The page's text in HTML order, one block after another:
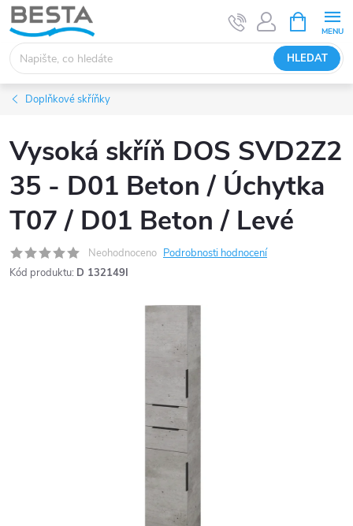
Přejít
na
obsah
HLEDAT
NÁKUPNÍ
KOŠÍK
Doplňkové skříňky
Vysoká skříň DOS SVD2Z2
35 - D01 Beton / Úchytka
T07 / D01 Beton / Levé
Neohodnoceno Podrobnosti hodnocení
Kód produktu: D 132149I